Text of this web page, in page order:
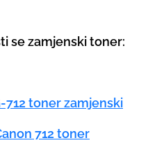
se zamjenski toner:
712 toner zamjenski
712 toner